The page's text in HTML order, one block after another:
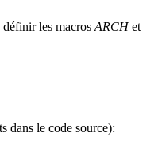
les macros ARCHet
dans le code source):